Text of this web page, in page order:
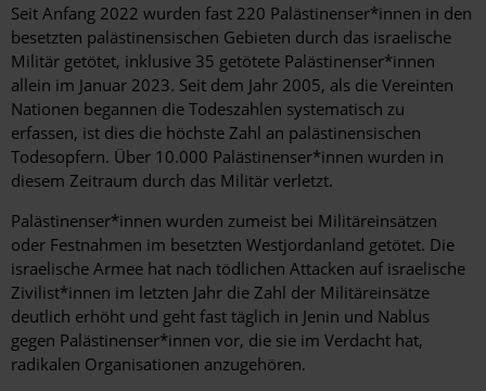
Seit Anfang 2022 wurden fast 220 Palästinenser*innen in den
besetzten palästinensischen Gebieten durch das israelische
Militär getötet, inklusive 35 getötete Palästinenser*innen
allein im Januar 2023. Seit dem Jahr 2005, als die Vereinten
Nationen begannen die Todeszahlen systematisch zu
erfassen, ist dies die höchste Zahl an palästinensischen
Todesopfern. Über 10.000 Palästinenser*innen wurden in
diesem Zeitraum durch das Militär verletzt.
Palästinenser*innen wurden zumeist bei Militäreinsätzen
oder Festnahmen im besetzten Westjordanland getötet. Die
israelische Armee hat nach tödlichen Attacken auf israelische
Zivilist*innen im letzten Jahr die Zahl der Militäreinsätze
deutlich erhöht und geht fast täglich in Jenin und Nablus
gegen Palästinenser*innen vor, die sie im Verdacht hat,
radikalen Organisationen anzugehören.